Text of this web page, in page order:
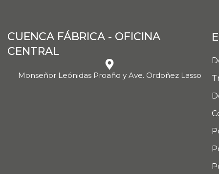
CUENCA FÁBRICA - OFICINA
CENTRAL
Monseñor Leónidas Proaño y Ave. Ordoñez Lasso